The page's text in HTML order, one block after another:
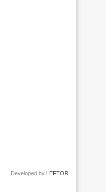
Developed by LEFTOR